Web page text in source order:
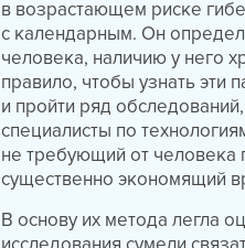
в возрастающем риске
с календарным. Он
человека, наличию у него
правило, чтобы узнать эти
и пройти ряд
специалисты по
не требующий от
существенно экономящий
В основу их метода легла